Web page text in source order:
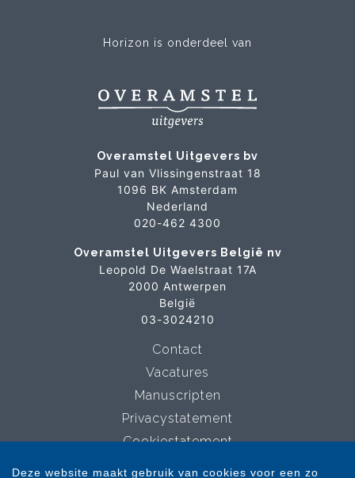
Horizon is onderdeel van
Overamstel Uitgevers bv
Paul van Vlissingenstraat 18
1096 BK Amsterdam
Nederland
020-462 4300
Overamstel Uitgevers België nv
Leopold De Waelstraat 17A
2000 Antwerpen
België
03-3024210
Contact
Vacatures
Manuscripten
Privacystatement
Cookiestatement
Deze website maakt gebruik van cookies voor een zo